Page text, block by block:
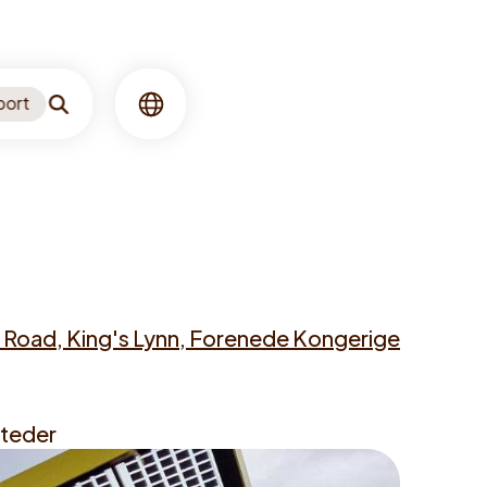
Søgning Sprog
King's Lynn, Forenede Kongerige